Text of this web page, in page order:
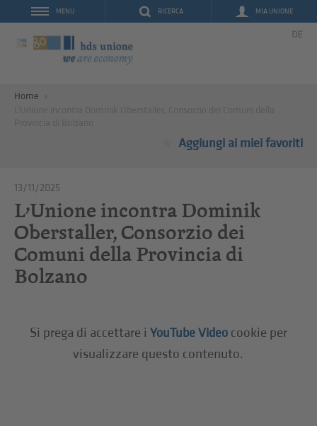
RICERCA MIA UNIONE
MENU
DE
Home
Aggiungi ai miei favoriti
13/11/2025
L’Unione incontra Dominik
Oberstaller, Consorzio dei
Comuni della Provincia di
Bolzano
Si prega di accettare i YouTube Videocookie per
visualizzare questo contenuto.